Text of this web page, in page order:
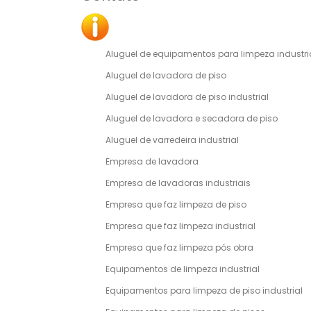
Aluguel de equipamentos para limpeza
Aluguel de lavadora de piso
Aluguel de lavadora de piso industrial
Aluguel de lavadora e secadora de piso
Aluguel de varredeira industrial
Empresa de lavadora
Empresa de lavadoras industriais
Empresa que faz limpeza de piso
Empresa que faz limpeza industrial
Empresa que faz limpeza pós obra
Equipamentos de limpeza industrial
Equipamentos para limpeza de piso industrial